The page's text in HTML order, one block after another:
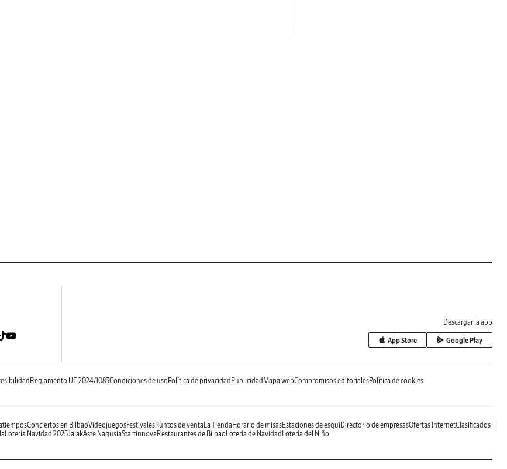
Descargar la app
App Store Google Play
Reglamento UE 2024/1083Condiciones de uso Política de privacidad Publicidad Mapa webCompromisos editorialesPolítica de cookies
Conciertos en BilbaoVideojuegosFestivalesPuntos de venta La Tienda Horario de misasEstaciones de esquíDirectorio de empresasOfertas InternetClasificados
Lotería Navidad 2025JaiakAste NagusiaStartinnova Restaurantes de Bilbao Lotería de Navidad Lotería del Niño